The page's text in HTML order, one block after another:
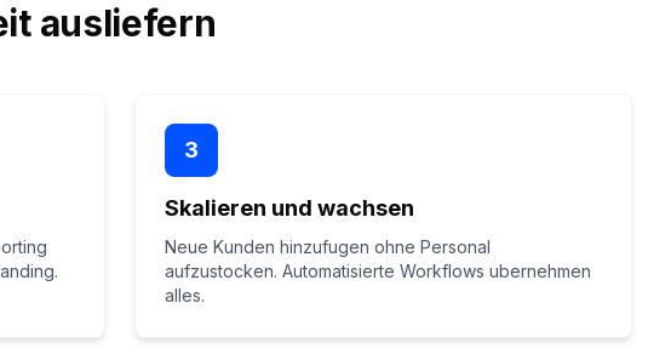
ausliefern
3
Skalieren und wachsen
Neue Kunden hinzufugen ohne Personal
aufzustocken. Automatisierte Workflows ubernehmen
alles.